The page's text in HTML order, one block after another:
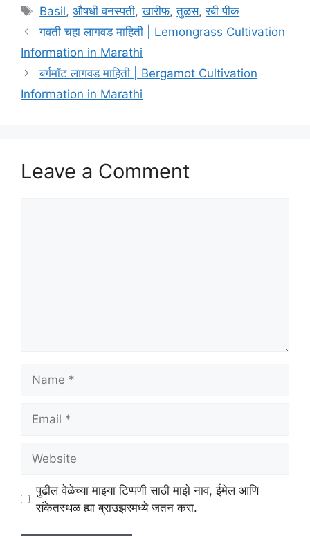
Tags
Basil,औषधी वनस्पती,खारीफ,तुळस,रबी पीक
गवती चहा लागवड माहिती | Lemongrass Cultivation
Information in Marathi
बर्गमॉट लागवड माहिती | Bergamot Cultivation
Information in Marathi
Leave a Comment
पुढील वेळेच्या माझ्या टिप्पणी साठी माझे नाव, ईमेल आणि
संकेतस्थळ ह्या ब्राउझरमध्ये जतन करा.